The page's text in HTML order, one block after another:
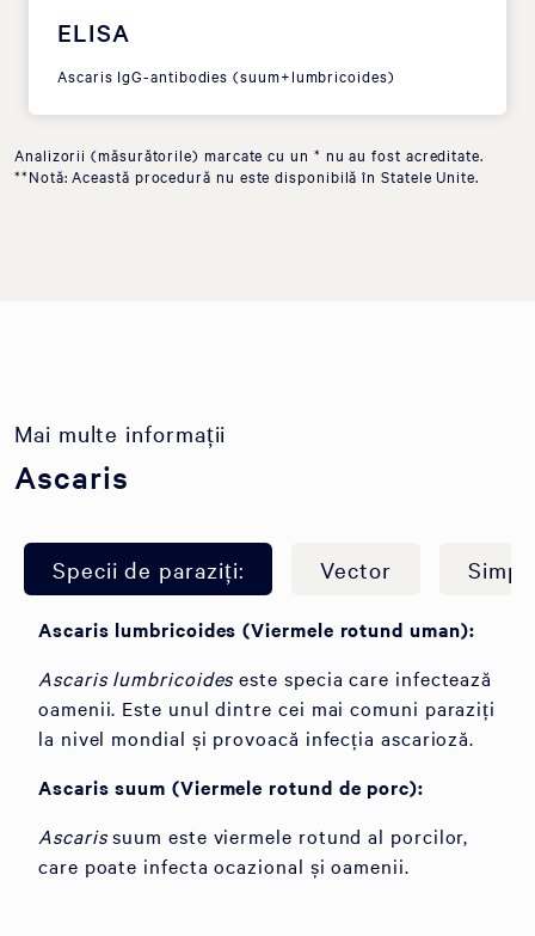
ELISA
Ascaris IgG-antibodies (suum+lumbricoides)
Analizorii (măsurătorile) marcate cu un * nu au fost acreditate.
**Notă: Această procedură nu este disponibilă în Statele Unite.
Mai multe informații
Ascaris
Specii de paraziți: Vector
Ascaris lumbricoides (Viermele rotund uman):
Ascaris lumbricoideseste specia care infectează
oamenii. Este unul dintre cei mai comuni paraziți
la nivel mondial și provoacă infecția ascarioză.
Ascaris suum (Viermele rotund de porc):
Ascarissuum este viermele rotund al porcilor,
care poate infecta ocazional și oamenii.